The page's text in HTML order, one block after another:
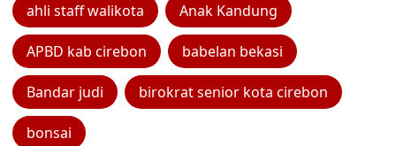
ahli staff walikota Anak Kandung
APBD kab cirebon babelan bekasi
Bandar judi birokrat senior kota cirebon
bonsai